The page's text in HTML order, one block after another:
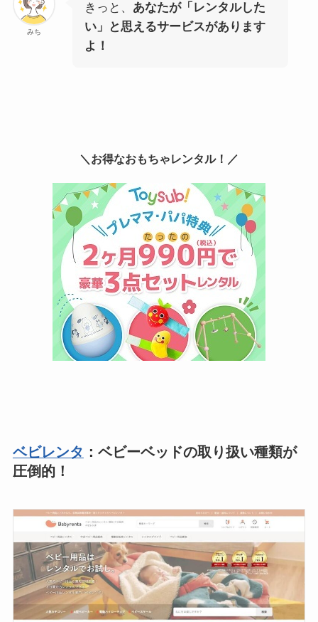
みち
きっと、 あなたが「レンタルした
い」と思えるサービスがあります
よ！
＼お得なおもちゃレンタル！／
ベビレンタ ：ベビーベッドの取り扱い種類が
圧倒的！